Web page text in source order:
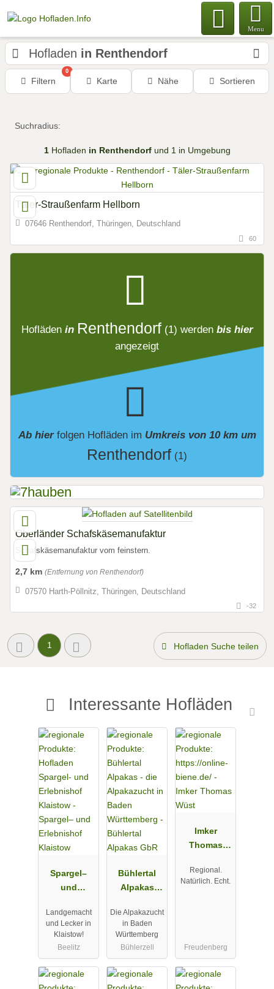
Menu
Hofladen in Renthendorf
Filtern
0
Karte Nähe Sortieren
Suchradius:
1Hofladen in Renthendorfund 1 in Umgebung
Täler-Straußenfarm Hellborn
07646 Renthendorf, Thüringen, Deutschland
60
Hofläden in Renthendorf (1) werden bis hier
angezeigt
Ab hier folgen Hoflädenim Umkreis von 10 km um
Renthendorf (1)
Oberländer Schafskäsemanufaktur
Schafskäsemanufaktur vom feinstern.
2,7 km (Entfernung von Renthendorf)
07570 Harth-Pöllnitz, Thüringen, Deutschland
-32
1 Hofladen Suche teilen
Interessante Hofläden
Spargel–
und
Klaistow
Landgemacht
und Lecker in
Klaistow!
Beelitz
Bühlertal
Alpakas
Die Alpakazucht
in Baden
Württemberg
Bühlerzell
Imker
Thomas
Regional.
Natürlich. Echt.
Freudenberg